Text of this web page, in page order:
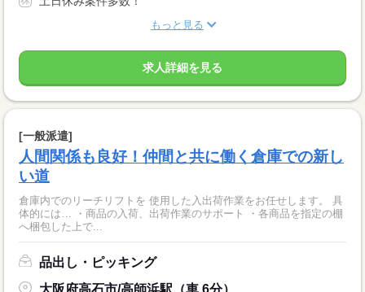
もっと見る
求人詳細を見る
[一般派遣]
人間関係も良好！仲間と共に働く倉庫での新し
い道
倉庫内でのリーチリフトを 使用した入出荷作業をお任せします。 具
体的には… ・商品の入荷、出荷作業のサポート ・各商品を指定の棚
へ梱包した上で...
品出し・ピッキング